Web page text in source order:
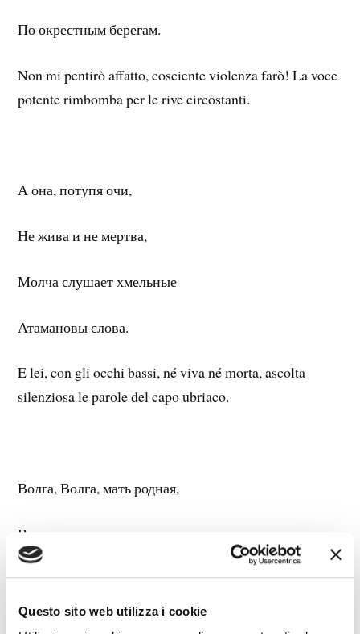
Questo sito web utilizza i cookie
По окрестным берегам.
Non mi pentirò affatto, cosciente violenza farò! La voce
potente rimbomba per le rive circostanti.
А она, потупя очи,
Не жива и не мертва,
Молча слушает хмельные
Атамановы слова.
E lei, con gli occhi bassi, né viva né morta, ascolta
silenziosa le parole del capo ubriaco.
Волга, Волга, мать родная,
Волга, русская река,
Не видала ты подарка
От донского казака!